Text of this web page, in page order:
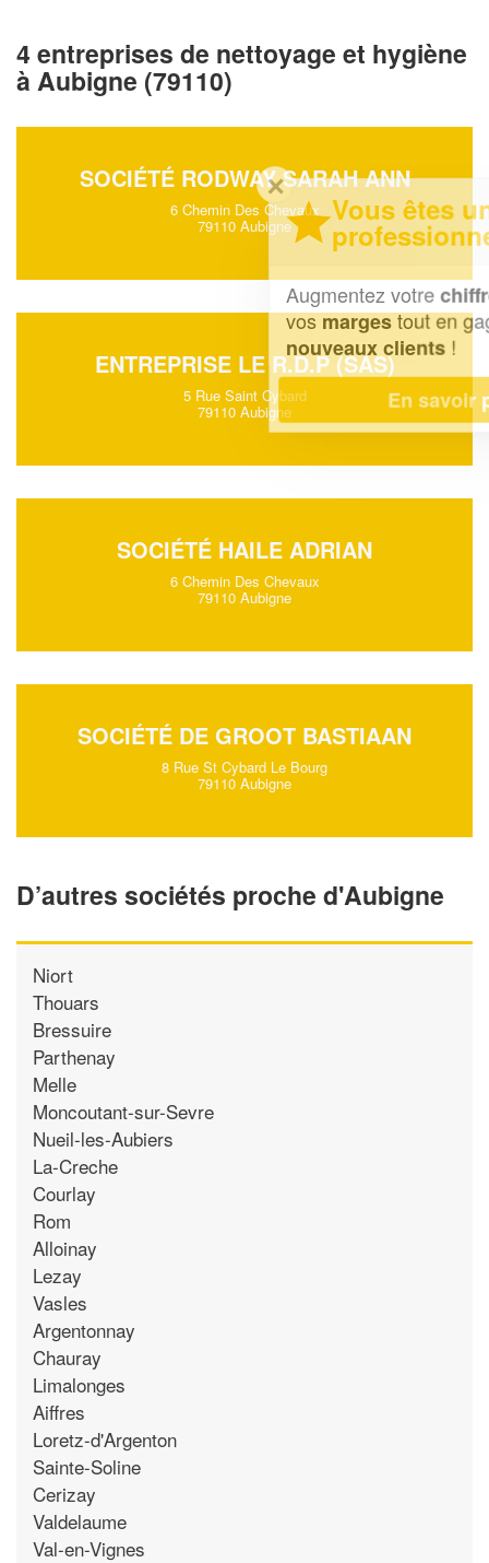
4 entreprises de nettoyage et hygiène
à Aubigne (79110)
SOCIÉTÉ RODWAY SARAH ANN
6 Chemin Des Chevaux
79110 Aubigne
ENTREPRISE LE R.D.P (SAS)
5 Rue Saint Cybard
79110 Aubigne
SOCIÉTÉ HAILE ADRIAN
6 Chemin Des Chevaux
79110 Aubigne
SOCIÉTÉ DE GROOT BASTIAAN
8 Rue St Cybard Le Bourg
79110 Aubigne
D’autres sociétés proche d'Aubigne
Niort
Thouars
Bressuire
Parthenay
Melle
Moncoutant-sur-Sevre
Nueil-les-Aubiers
La-Creche
Courlay
Rom
Alloinay
Lezay
Vasles
Argentonnay
Chauray
Limalonges
Aiffres
Loretz-d'Argenton
Sainte-Soline
Cerizay
Valdelaume
Val-en-Vignes
✕
Vous êtes un
professionnel ?
Augmentez votrechiffre d'affaireset
vosmargestout en gagnant de
nouveaux clients!
En savoir plus